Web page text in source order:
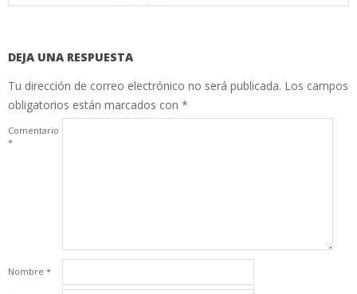
DEJA UNA RESPUESTA
Tu dirección de correo electrónico no será publicada. Los campos
obligatorios están marcados con *
Comentario
*
Nombre *